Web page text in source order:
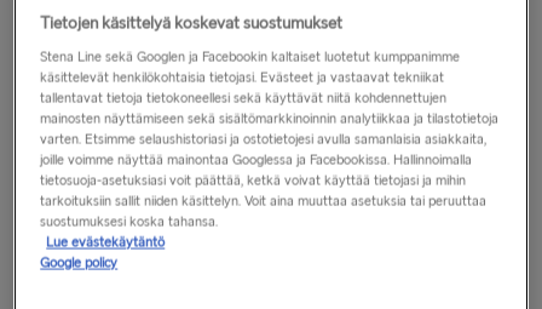
Sinun täytyy olla varauksen päämatkustaja.
Osta matka Economy-, Flexi- tai Premium-hintaan tai
mihin tahansa muuhun etuun oikeuttavaan hintaan.
Esitä Gold- tai Platinum-jäsenkorttisi (joko tulostettuna
lähtöselvityksen yhteydessä tai digitaalisesti sovelluksen
tai digitaalisen lompakon kautta) Guest Services -tiskillä.
Lautalla pääset verkkoon ilmaisella Premium-wifi-kortilla.
Kortin noutopaikka riippuu reitistä. Voit tarkistaa oikean
Tietojen käsittelyä koskevat suostumukset
Stena Line sekä Googlen ja Facebookin kaltaiset luotetut kumppanimme
käsittelevät henkilökohtaisia tietojasi. Evästeet ja vastaavat tekniikat
tallentavat tietoja tietokoneellesi sekä käyttävät niitä kohdennettujen
mainosten näyttämiseen sekä sisältömarkkinoinnin analytiikkaa ja tilastotietoja
varten. Etsimme selaushistoriasi ja ostotietojesi avulla samanlaisia asiakkaita,
joille voimme näyttää mainontaa Googlessa ja Facebookissa. Hallinnoimalla
tietosuoja-asetuksiasi voit päättää, ketkä voivat käyttää tietojasi ja mihin
tarkoituksiin sallit niiden käsittelyn. Voit aina muuttaa asetuksia tai peruuttaa
suostumuksesi koska tahansa.
Lue evästekäytäntö
Google policy